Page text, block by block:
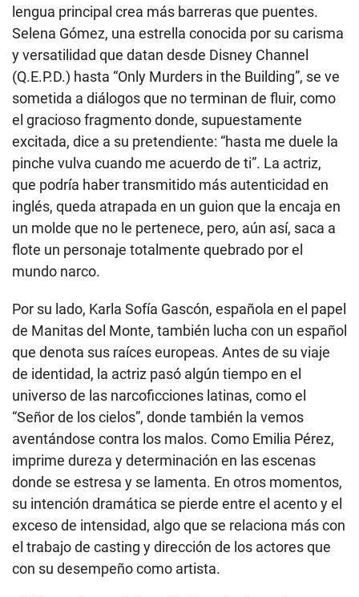
lengua principal crea más barreras que puentes.
Selena Gómez, una estrella conocida por su carisma
y versatilidad que datan desde Disney Channel
(Q.E.P.D.) hasta “Only Murders in the Building”, se ve
sometida a diálogos que no terminan de fluir, como
el gracioso fragmento donde, supuestamente
excitada, dice a su pretendiente: “hasta me duele la
pinche vulva cuando me acuerdo de ti”. La actriz,
que podría haber transmitido más autenticidad en
inglés, queda atrapada en un guion que la encaja en
un molde que no le pertenece, pero, aún así, saca a
flote un personaje totalmente quebrado por el
mundo narco.
Por su lado, Karla Sofía Gascón, española en el papel
de Manitas del Monte, también lucha con un español
que denota sus raíces europeas. Antes de su viaje
de identidad, la actriz pasó algún tiempo en el
universo de las narcoficciones latinas, como el
“Señor de los cielos”, donde también la vemos
aventándose contra los malos. Como Emilia Pérez,
imprime dureza y determinación en las escenas
donde se estresa y se lamenta. En otros momentos,
su intención dramática se pierde entre el acento y el
exceso de intensidad, algo que se relaciona más con
el trabajo de casting y dirección de los actores que
con su desempeño como artista.